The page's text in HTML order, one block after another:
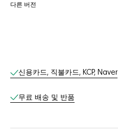
다른 버전
온라인 서비스
신용카드, 직불카드, KCP, Naver
무료 배송 및 반품​